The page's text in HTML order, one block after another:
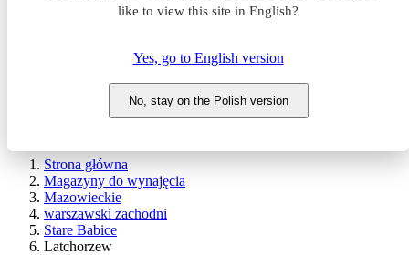
like to view this site in English?
Yes, go to English version
No, stay on the Polish version
Strona główna
Magazyny do wynajęcia
Mazowieckie
warszawski zachodni
Stare Babice
Latchorzew